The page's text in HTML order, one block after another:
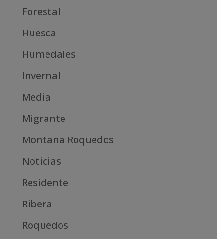
Forestal
Huesca
Humedales
Invernal
Media
Migrante
Montaña Roquedos
Noticias
Residente
Ribera
Roquedos